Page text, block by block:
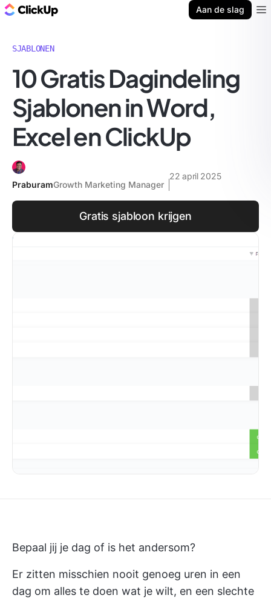
Aan de slag
SJABLONEN
10 Gratis Dagindeling
Sjablonen in Word,
Excel en ClickUp
PraburamGrowth Marketing Manager
22 april 2025
Gratis sjabloon krijgen
Bepaal jij je dag of is het andersom?
Er zitten misschien nooit genoeg uren in een
dag om alles te doen wat je wilt, en een slechte